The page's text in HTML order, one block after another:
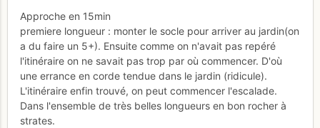
Approche en 15min
premiere longueur : monter le socle pour arriver au jardin(on
a du faire un 5+). Ensuite comme on n'avait pas repéré
l'itinéraire on ne savait pas trop par où commencer. D'où
une errance en corde tendue dans le jardin (ridicule).
L'itinéraire enfin trouvé, on peut commencer l'escalade.
Dans l'ensemble de très belles longueurs en bon rocher à
strates.